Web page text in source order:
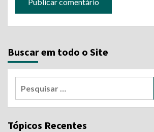
Buscar em todo o Site
Tópicos Recentes